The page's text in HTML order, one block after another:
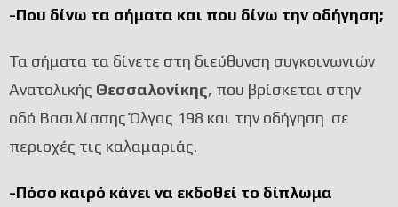
-Που δίνω τα σήματα και που δίνω την οδήγηση;
Τα σήματα τα δίνετε στη διεύθυνση συγκοινωνιών
Ανατολικής Θεσσαλονίκης, που βρίσκεται στην
οδό Βασιλίσσης Όλγας 198 και την οδήγηση σε
περιοχές τις καλαμαριάς.
-Πόσο καιρό κάνει να εκδοθεί το δίπλωμα